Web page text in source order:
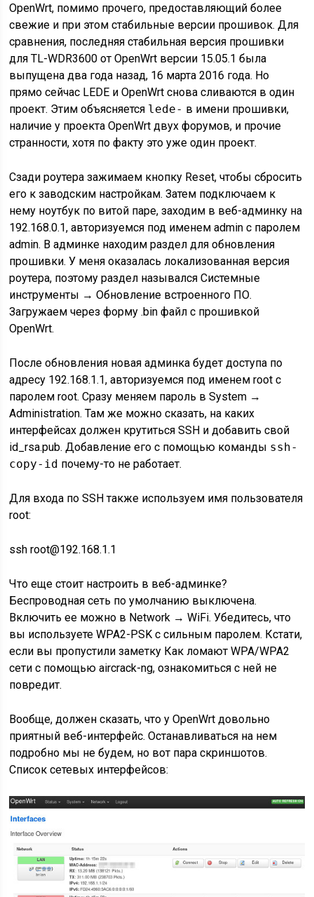
OpenWrt, помимо прочего, предоставляющий более
свежие и при этом стабильные версии прошивок. Для
сравнения, последняя стабильная версия прошивки
дляTL-WDR3600 от OpenWrt версии 15.05.1 была
выпущена два года назад, 16 марта 2016 года. Но
прямо сейчас LEDE и OpenWrt снова сливаются в один
проект. Этим объясняется lede- в имени прошивки,
наличие у проекта OpenWrt двух форумов, и прочие
странности, хотя по факту это уже один проект.
Сзади роутера зажимаем кнопку Reset, чтобы сбросить
его к заводским настройкам. Затем подключаем к
нему ноутбук по витой паре, заходим в веб-админку на
192.168.0.1, авторизуемся под именем admin с паролем
admin. В админке находим раздел для обновления
прошивки. У меня оказалась локализованная версия
роутера, поэтому раздел назывался Системные
инструменты → Обновление встроенного ПО.
Загружаем через форму .bin файл с прошивкой
OpenWrt.
После обновления новая админка будет доступа по
адресу 192.168.1.1, авторизуемся под именем root с
паролем root. Сразу меняем пароль в System →
Administration. Там же можно сказать, на каких
интерфейсах должен крутиться SSH и добавить свой
id_rsa.pub. Добавление его с помощью команды ssh-
copy-id почему-то не работает.
Для входа по SSH также используем имя пользователя
root:
ssh root@192.168.1.1
Что еще стоит настроить в веб-админке?
Беспроводная сеть по умолчанию выключена.
Включить ее можно в Network → WiFi. Убедитесь, что
вы используете WPA2-PSK с сильным паролем. Кстати,
если вы пропустили заметку Как ломают WPA/WPA2
сети с помощью aircrack-ng, ознакомиться с ней не
повредит.
Вообще, должен сказать, что у OpenWrt довольно
приятный веб-интерфейс. Останавливаться на нем
подробно мы не будем, но вот пара скриншотов.
Список сетевых интерфейсов: